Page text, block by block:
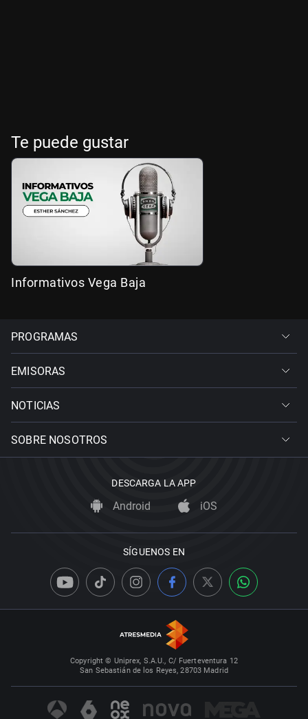
Te puede gustar
Informativos Vega Baja
PROGRAMAS
EMISORAS
NOTICIAS
SOBRE NOSOTROS
DESCARGA LA APP
Android iOS
SÍGUENOS EN
Copyright © Uniprex, S.A.U., C/ Fuerteventura 12
San Sebastián de los Reyes, 28703 Madrid